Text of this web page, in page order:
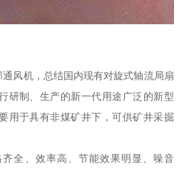
风机，总结国内现有对旋式轴流局扇
研制、生产的新一代用途广泛的新型
用于具有非煤矿井下，可供矿井采掘
全、效率高、节能效果明显、噪音